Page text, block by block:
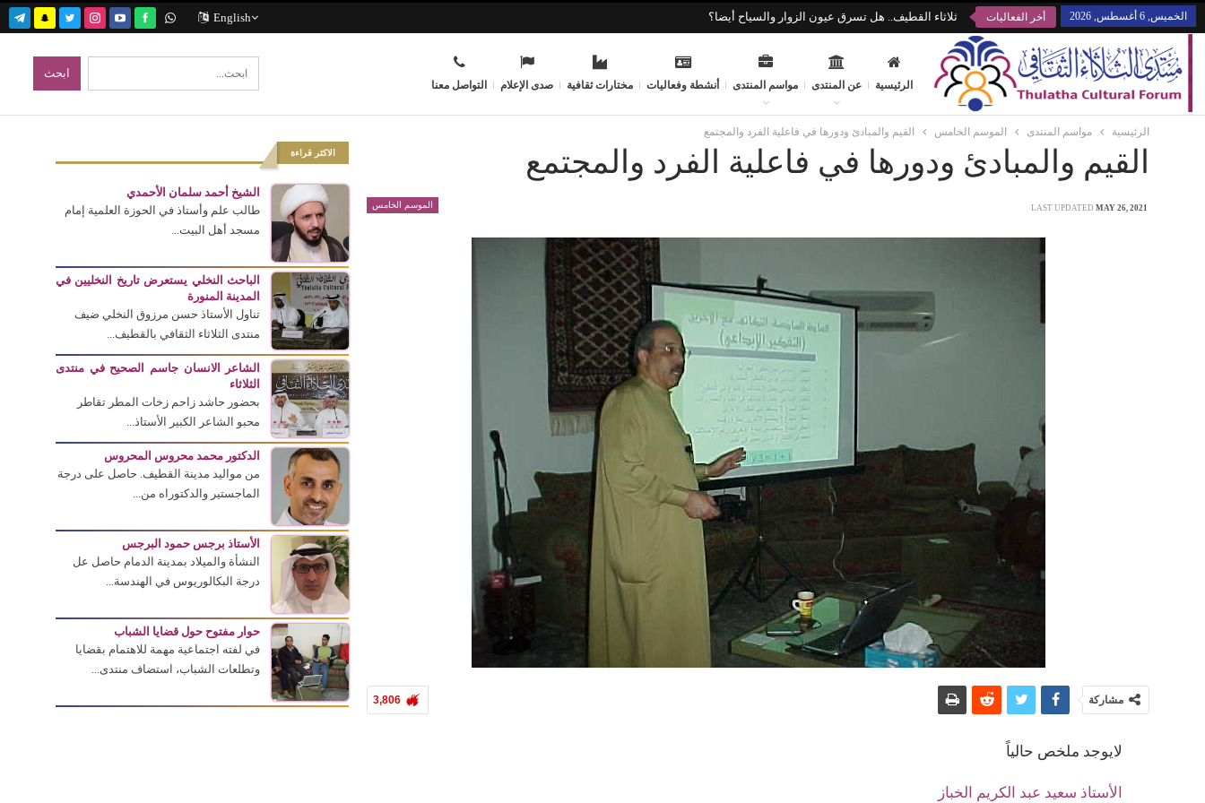
English الخميس, 6 أغسطس, 2026 أخر الفعاليات ثلاثاء القطيف.. هل تسرق عيون الزوار والسياح أيضا؟
الرئيسية عن المنتدى مواسم المنتدى أنشطة وفعاليات مختارات ثقافية صدى الإعلام التواصل معنا
الرئيسية مواسم المنتدى الموسم الخامس القيم والمبادئ ودورها في فاعلية الفرد والمجتمع
القيم والمبادئ ودورها في فاعلية الفرد والمجتمع
الموسم الخامس LAST UPDATED MAY 26, 2021
3,806 مشاركة
لايوجد ملخص حالياً
الأستاذ سعيد عبد الكريم الخباز
الاكثر قراءة
الشيخ أحمد سلمان الأحمدي
طالب علم وأستاذ في الحوزة العلمية إمام
مسجد أهل البيت...
الباحث النخلي يستعرض تاريخ النخليين في
المدينة المنورة
تناول الأستاذ حسن مرزوق النخلي ضيف
منتدى الثلاثاء الثقافي بالقطيف...
الشاعر الانسان جاسم الصحيح في منتدى
الثلاثاء
بحضور حاشد زاحم زخات المطر تقاطر
محبو الشاعر الكبير الأستاذ...
الدكتور محمد محروس المحروس
من مواليد مدينة القطيف. حاصل على درجة
الماجستير والدكتوراه من...
الأستاذ برجس حمود البرجس
النشأة والميلاد بمدينة الدمام حاصل عل
درجة البكالوريوس في الهندسة...
حوار مفتوح حول قضايا الشباب
في لفته اجتماعية مهمة للاهتمام بقضايا
وتطلعات الشباب، استضاف منتدى...